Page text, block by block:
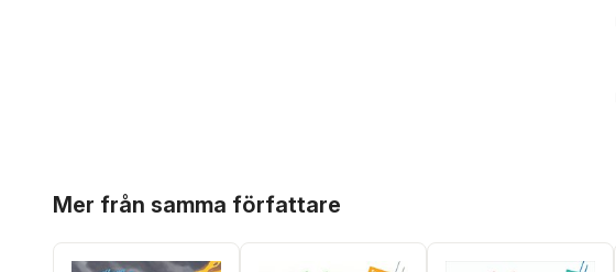
Mer från samma författare